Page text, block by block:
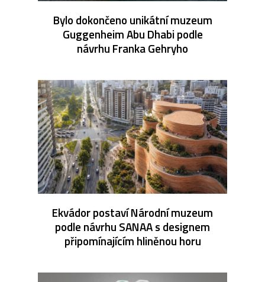
Bylo dokončeno unikátní muzeum
Guggenheim Abu Dhabi podle
návrhu Franka Gehryho
Ekvádor postaví Národní muzeum
podle návrhu SANAA s designem
připomínajícím hliněnou horu